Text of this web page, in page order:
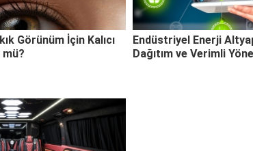
Görünüm İçin Kalıcı
Endüstriyel Enerji
Dağıtım ve Verimli